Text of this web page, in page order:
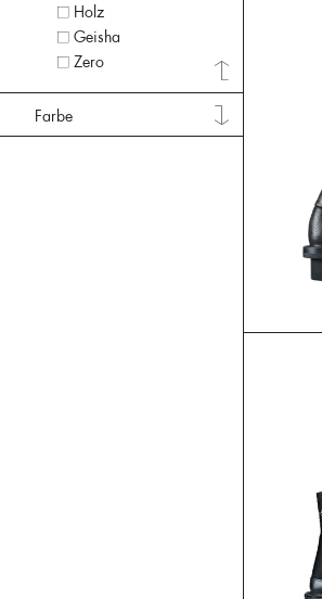
Holz
Geisha
Zero
Farbe